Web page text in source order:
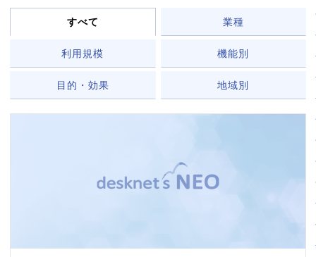
クラウド版の動作環境
パッケージ版連携ツール
販売パートナー
販売パートナー⼀覧
AppSuiteインテグレーター
すべて 業種
利用規模 機能別
目的・効果 地域別